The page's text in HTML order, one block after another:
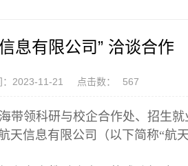
息有限公司” 洽谈合作
：2023-11-21 点击数： 567
带领科研与校企合作处、招生
信息有限公司（以下简称“航